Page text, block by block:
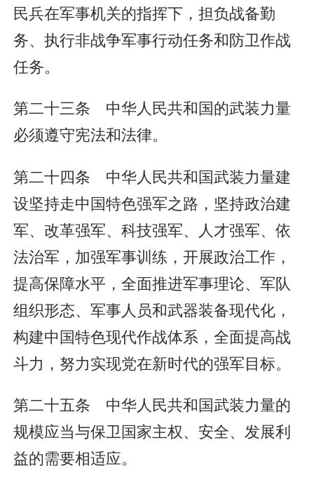
民兵在军事机关的指挥下，担负战备勤
务、执行非战争军事行动任务和防卫作战
任务。
第二十三条 中华人民共和国的武装力量
必须遵守宪法和法律。
第二十四条 中华人民共和国武装力量建
设坚持走中国特色强军之路，坚持政治建
军、改革强军、科技强军、人才强军、依
法治军，加强军事训练，开展政治工作，
提高保障水平，全面推进军事理论、军队
组织形态、军事人员和武器装备现代化，
构建中国特色现代作战体系，全面提高战
斗力，努力实现党在新时代的强军目标。
第二十五条 中华人民共和国武装力量的
规模应当与保卫国家主权、安全、发展利
益的需要相适应。